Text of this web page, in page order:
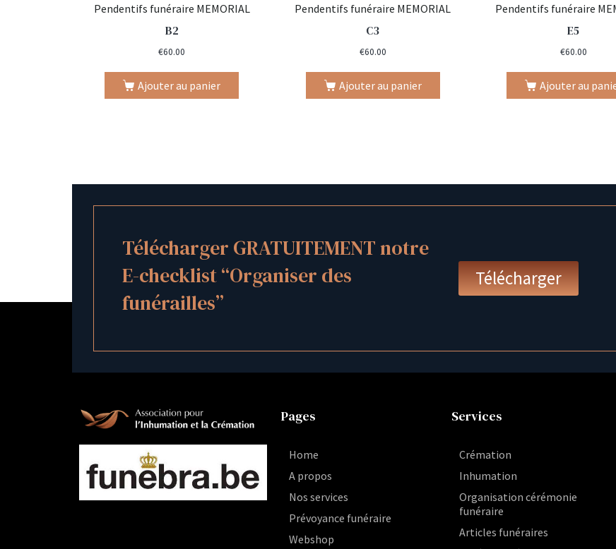
Pendentifs funéraire MEMORIAL
B2
€60.00
Ajouter au panier
Pendentifs funéraire MEMORIAL
C3
€60.00
Ajouter au panier
Pendentifs funéraire
E5
€60.00
Ajouter au
Télécharger GRATUITEMENT notre
E-checklist “Organiser des
funérailles”
Télécharger
Pages
Home
A propos
Nos services
Prévoyance funéraire
Webshop
Services
Crémation
Inhumation
Organisation cérémonie
funéraire
Articles funéraires